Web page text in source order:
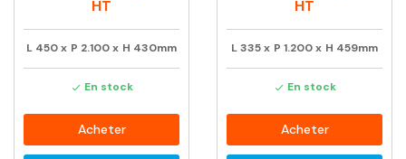
HT
L 450x P 2.100x H 430mm
 En stock
Acheter
HT
L335x P 1.200x H 459mm
 En stock
Acheter